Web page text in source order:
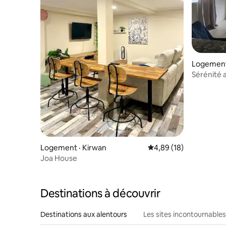
Logement · Kirwan Note moyenne de
4,89 (18)
Joa House
Sérénité
Destinations à découvrir
Destinations aux alentours Les sites